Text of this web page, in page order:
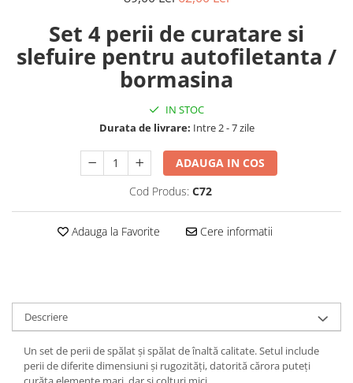
Set 4 perii de curatare si
slefuire pentru autofiletanta /
bormasina
IN STOC
Durata de livrare: Intre 2 - 7 zile
ADAUGA IN COS
Cod Produs: C72
Adauga la Favorite Cere informatii
Descriere
Un set de perii de spălat și spălat de înaltă calitate. Setul include
perii de diferite dimensiuni și rugozități, datorită cărora puteți